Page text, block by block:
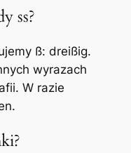
ss?
ß: dreißig.
wyrazach
W razie